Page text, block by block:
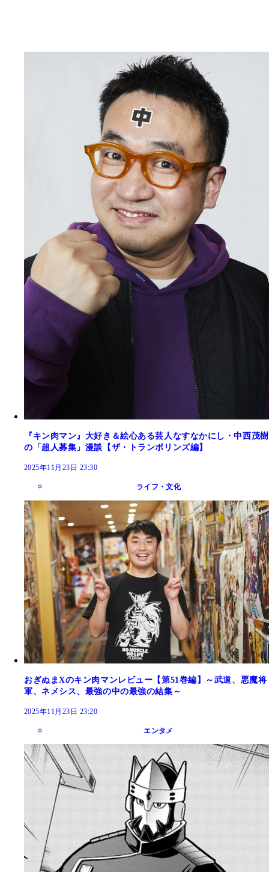
『キン肉マン』大好き＆絵心ある芸人なすなかにし・中西茂樹
の「超人募集」漫談【ザ・トランポリンズ編】
2025年11月23日 23:30
ライフ・文化
おぎぬまXのキン肉マンレビュー【第51巻編】～武道、悪魔将
軍、ネメシス、最強の中の最強の結集～
2025年11月23日 23:20
エンタメ